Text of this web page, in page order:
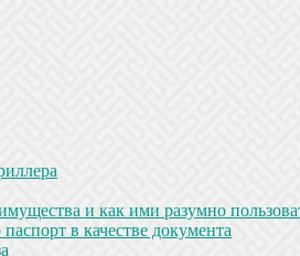
и как ими разумно
в качестве документа